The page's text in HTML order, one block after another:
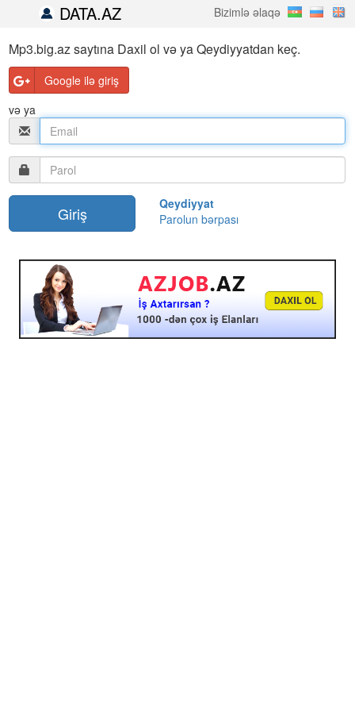
DATA.AZ Bizimlə əlaqə
Mp3.big.az saytına Daxil ol və ya Qeydiyyatdan keç.
Google ilə giriş
və ya
Qeydiyyat
Parolun bərpası